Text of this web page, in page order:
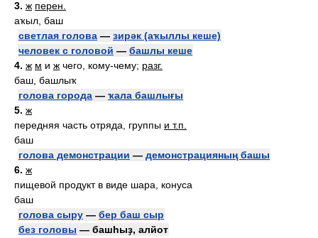
3. ж перен.
аҡыл, баш
светлая голова — зирәк (аҡыллы кеше)
человек с головой — башлы кеше
4. ж м и ж чего, кому-чему; разг.
баш, башлыҡ
голова города — ҡала башлығы
5. ж
передняя часть отряда, группы и т.п.
баш
голова демонстрации — демонстрацияның башы
6. ж
пищевой продукт в виде шара, конуса
баш
голова сыру — бер баш сыр
без головы — башһыҙ, алйот